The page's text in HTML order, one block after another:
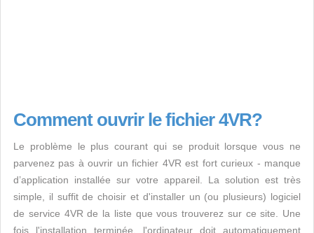
Comment ouvrir le fichier 4VR?
Le problème le plus courant qui se produit lorsque vous ne
parvenez pas à ouvrir un fichier 4VR est fort curieux - manque
d’application installée sur votre appareil. La solution est très
simple, il suffit de choisir et d'installer un (ou plusieurs) logiciel
de service 4VR de la liste que vous trouverez sur ce site. Une
fois l'installation terminée, l'ordinateur doit automatiquement